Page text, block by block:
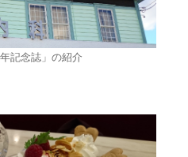
記念誌」の紹介